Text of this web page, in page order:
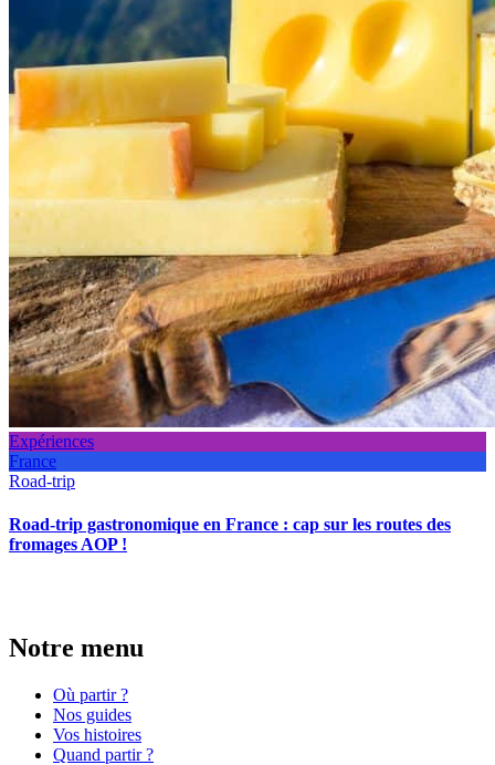
Expériences
France
Road-trip
Road-trip gastronomique en France : cap sur les routes des
fromages AOP !
Notre menu
Où partir ?
Nos guides
Vos histoires
Quand partir ?